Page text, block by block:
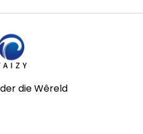
die Wêreld